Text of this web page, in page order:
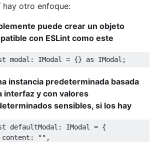
hay otro enfoque:
puede crear un objeto
con ESLint como este
modal : IModal = {} as IModal ;
instancia predeterminada basada
interfaz y con valores
sensibles, si los hay
defaultModal : IModal = {
content
: "" ,